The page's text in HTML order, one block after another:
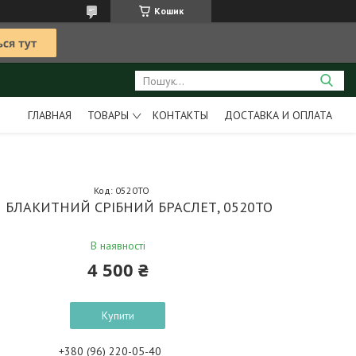
Кошик
ГЛАВНАЯ ТОВАРЫ КОНТАКТЫ ДОСТАВКА И ОПЛАТА
СРІБНИЙ БРАСЛЕТ, 0520ТО
В наявності
Код: 0520ТО
4 500 ₴
Купити
+380 (96) 220-05-40